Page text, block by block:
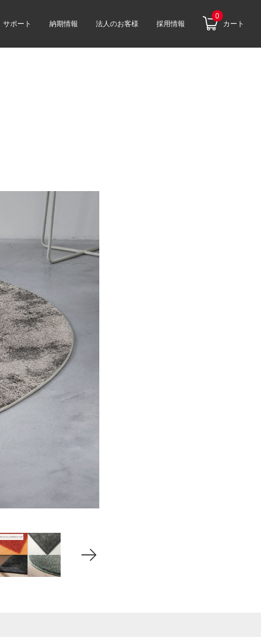
サポート 納期情報 法人のお客様 採用情報
0
カート